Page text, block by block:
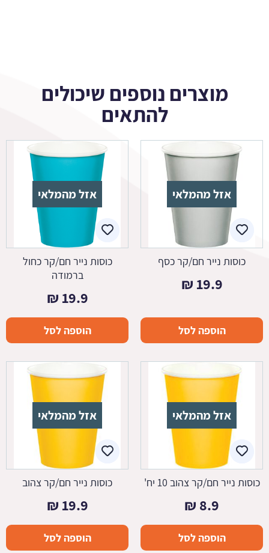
מוצרים נוספים שיכולים
להתאים
אזל מהמלאי
כוסות נייר חם/קר כסף
19.9
₪
הוספה לסל
אזל מהמלאי
כוסות נייר חם/קר כחול
ברמודה
19.9
₪
הוספה לסל
אזל מהמלאי
כוסות נייר חם/קר צהוב 10 יח'
8.9
₪
הוספה לסל
אזל מהמלאי
כוסות נייר חם/קר צהוב
19.9
₪
הוספה לסל